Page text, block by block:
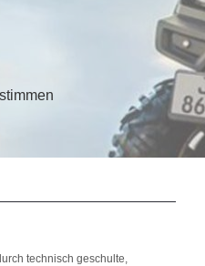
technisch geschulte,